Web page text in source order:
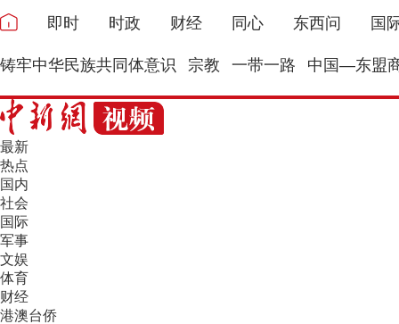
即时 时政 财经 同心 东西问 国
铸牢中华民族共同体意识 宗教 一带一路 中国—东盟
最新
热点
国内
社会
国际
军事
文娱
体育
财经
港澳台侨